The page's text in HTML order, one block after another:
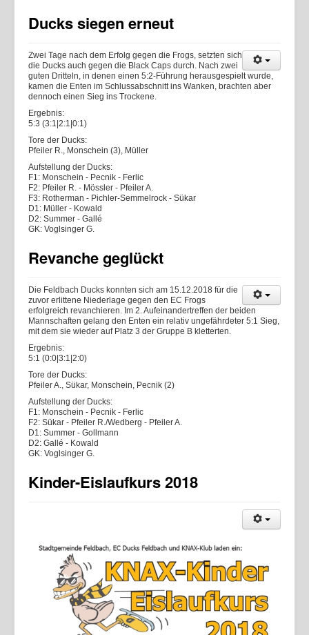
Ducks siegen erneut
Zwei Tage nach dem Erfolg gegen die Frogs, setzten sich
die Ducks auch gegen die Black Caps durch. Nach zwei
guten Dritteln, in denen einen 5:2-Führung herausgespielt wurde,
kamen die Enten im Schlussabschnitt ins Wanken, brachten aber
dennoch einen Sieg ins Trockene.
Ergebnis:
5:3 (3:1|2:1|0:1)
Tore der Ducks:
Pfeiler R., Monschein (3), Müller
Aufstellung der Ducks:
F1: Monschein - Pecnik - Ferlic
F2: Pfeiler R. - Mössler - Pfeiler A.
F3: Rotherman - Pichler-Semmelrock - Sükar
D1: Müller - Kowald
D2: Summer - Gallé
GK: Voglsinger G.
Revanche geglückt
Die Feldbach Ducks konnten sich am 15.12.2018 für die
zuvor erlittene Niederlage gegen den EC Frogs
erfolgreich revanchieren. Im 2. Aufeinandertreffen der beiden
Mannschaften gelang den Enten ein relativ ungefährdeter 5:1 Sieg,
mit dem sie wieder auf Platz 3 der Gruppe B kletterten.
Ergebnis:
5:1 (0:0|3:1|2:0)
Tore der Ducks:
Pfeiler A., Sükar, Monschein, Pecnik (2)
Aufstellung der Ducks:
F1: Monschein - Pecnik - Ferlic
F2: Sükar - Pfeiler R./Wedberg - Pfeiler A.
D1: Summer - Gollmann
D2: Gallé - Kowald
GK: Voglsinger G.
Kinder-Eislaufkurs 2018